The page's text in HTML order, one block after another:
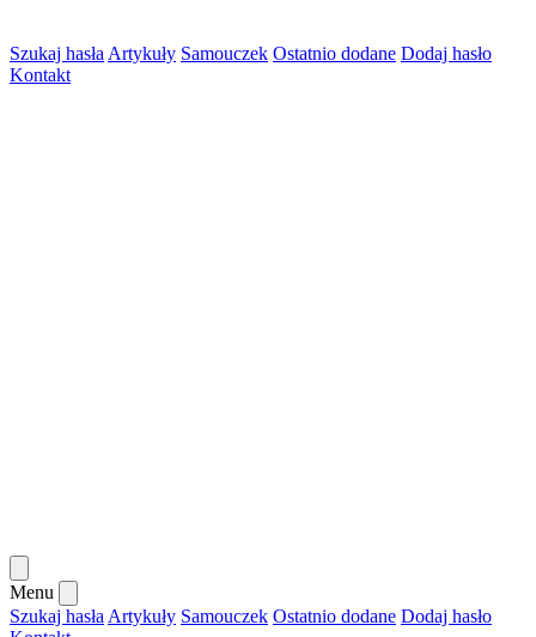
Szukaj hasła Artykuły Samouczek Ostatnio dodane Dodaj hasło
Kontakt
Menu
Szukaj hasła Artykuły Samouczek Ostatnio dodane Dodaj hasło